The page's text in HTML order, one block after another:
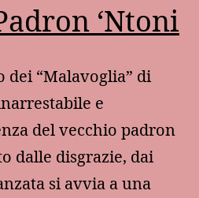
‘Ntoni
dei “Malavoglia” di
e
del vecchio padron
dalle disgrazie, dai
si avvia a una